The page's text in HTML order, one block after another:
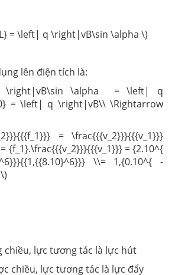
= \left| q \right|vB\sin \alpha \)
lên điện tích là:
\right|vB\sin \alpha = \left| q
= \left| q \right|vB\\ \Rightarrow
= \frac{{{v_2}}}{{{v_1}}}
{f_1}.\frac{{{v_2}}}{{{v_1}}} = {2.10^{
\\= 1,{0.10^{ -
chiều, lực tương tác là lực hút
chiều, lực tương tác là lực đẩy